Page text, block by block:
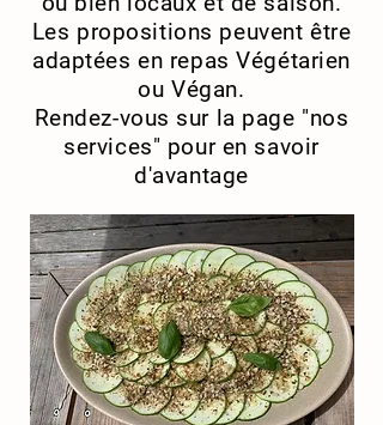
Les propositions peuvent être
adaptées en repas Végétarien
ou Végan.
Rendez-vous sur la page "nos
services" pour en savoir
d'avantage